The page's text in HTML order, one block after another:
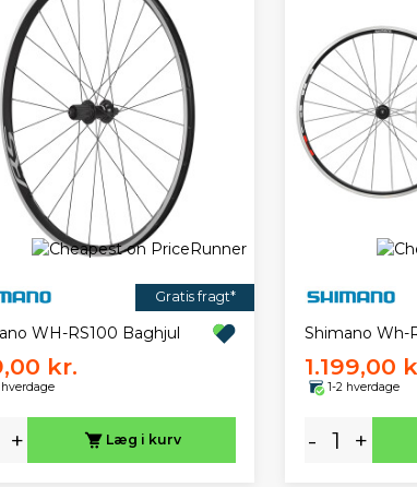
Gratis fragt*
WH-RS100 Baghjul
kr.
hverdage
+ Læg i kurv
Shimano Wh-
1.199,00
1-2 hverdage
- +